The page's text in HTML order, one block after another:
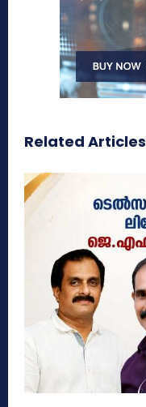
Related Articles